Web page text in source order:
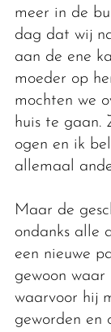
meer in de
dag dat wij
aan de ene
moeder op
mochten we
huis te gaan.
ogen en ik
allemaal
Maar de
ondanks alle
een nieuwe
gewoon
waarvoor hij
geworden en